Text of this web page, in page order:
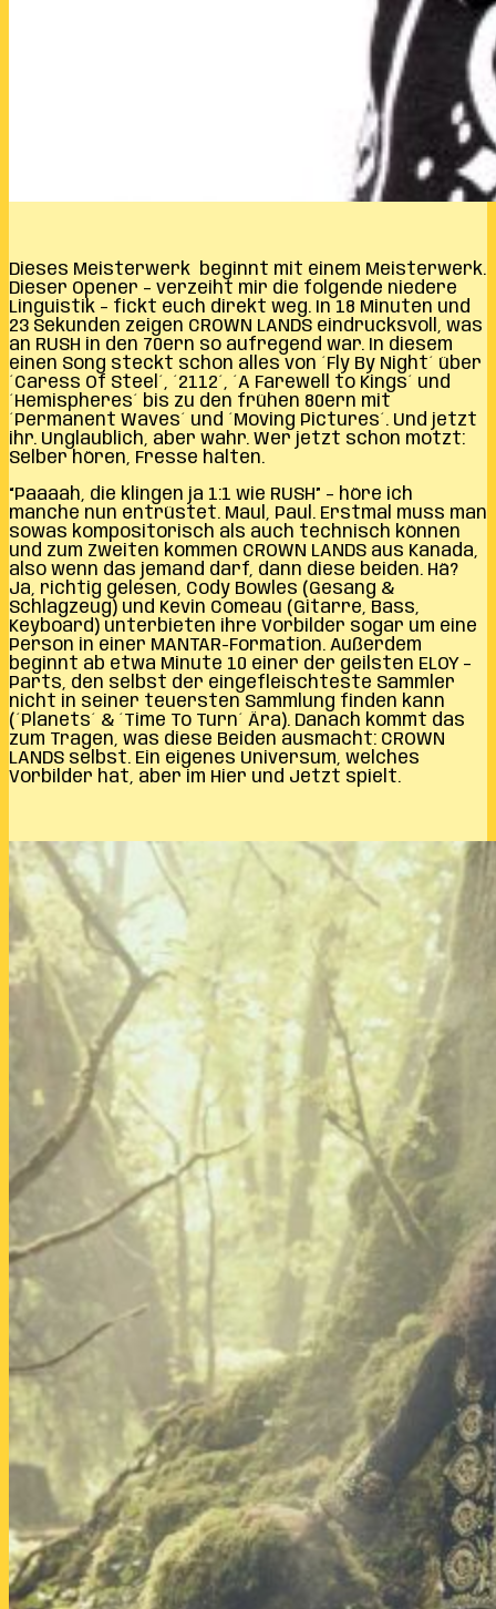
Dieses Meisterwerk beginnt mit einem Meisterwerk.
Dieser Opener – verzeiht mir die folgende niedere
Linguistik – fickt euch direkt weg. In 18 Minuten und
23 Sekunden zeigen CROWN LANDS eindrucksvoll, was
an RUSH in den 70ern so aufregend war. In diesem
einen Song steckt schon alles von ´Fly By Night´ über
´Caress Of Steel´, ´2112´, ´A Farewell to Kings´ und
´Hemispheres´ bis zu den frühen 80ern mit
´Permanent Waves´ und ´Moving Pictures´. Und jetzt
ihr. Unglaublich, aber wahr. Wer jetzt schon motzt:
Selber hören, Fresse halten.
“Paaaah, die klingen ja 1:1 wie RUSH” – höre ich
manche nun entrüstet. Maul, Paul. Erstmal muss man
sowas kompositorisch als auch technisch können
und zum Zweiten kommen CROWN LANDS aus Kanada,
also wenn das jemand darf, dann diese beiden. Hä?
Ja, richtig gelesen, Cody Bowles (Gesang &
Schlagzeug) und Kevin Comeau (Gitarre, Bass,
Keyboard) unterbieten ihre Vorbilder sogar um eine
Person in einer MANTAR-Formation. Außerdem
beginnt ab etwa Minute 10 einer der geilsten ELOY –
Parts, den selbst der eingefleischteste Sammler
nicht in seiner teuersten Sammlung finden kann
(´Planets´ & ´Time To Turn´ Ära). Danach kommt das
zum Tragen, was diese Beiden ausmacht: CROWN
LANDS selbst. Ein eigenes Universum, welches
Vorbilder hat, aber im Hier und Jetzt spielt.